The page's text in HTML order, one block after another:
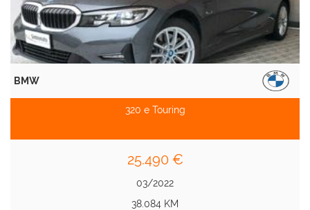
BMW
320 e Touring
25.490 €
03/2022
38.084 KM